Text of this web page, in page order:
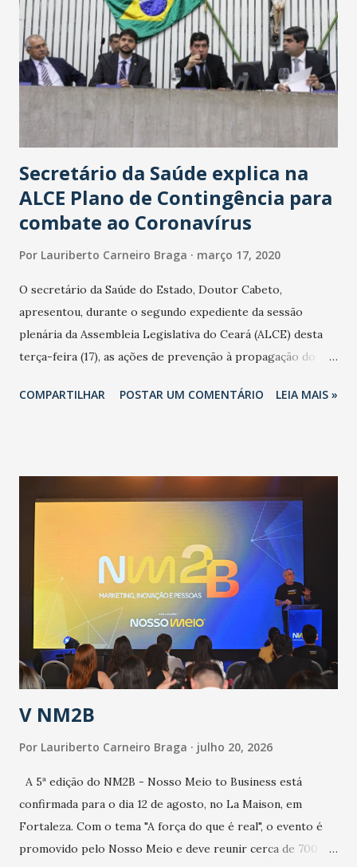
Secretário da Saúde explica na
ALCE Plano de Contingência para
combate ao Coronavírus
Por Lauriberto Carneiro Braga março 17, 2020
O secretário da Saúde do Estado, Doutor Cabeto,
apresentou, durante o segundo expediente da sessão
plenária da Assembleia Legislativa do Ceará (ALCE) desta
terça-feira (17), as ações de prevenção à propagação do
adotadas pelo Governo do Estado na contenção da
população suspeita e de cuidados com os ambientes
públicos e domiciliares. “Nós não estamos vivendo uma
epidemia comum, como temos em todos os anos, com
aumento de casos de dengue, influenza ou H1N1. Trata-se
de uma epidemia com um vírus diferente, com um poder de
contaminação maior que outros coronavírus”, apontou o
secretário. Segundo ele, é uma epidemia com chance de
contaminação alta, podendo gerar um grande risco à
população e ao sistema de saúde. “Precisamos saber fazer a
estratificação do risco da doença, para não so...
COMPARTILHAR POSTAR UM COMENTÁRIO LEIA MAIS »
V NM2B
Por Lauriberto Carneiro Braga julho 20, 2026
A 5ª edição do NM2B - Nosso Meio to Business está
confirmada para o dia 12 de agosto, no La Maison, em
Fortaleza. Com o tema "A força do que é real", o evento é
promovido pelo Nosso Meio e deve reunir cerca de 700